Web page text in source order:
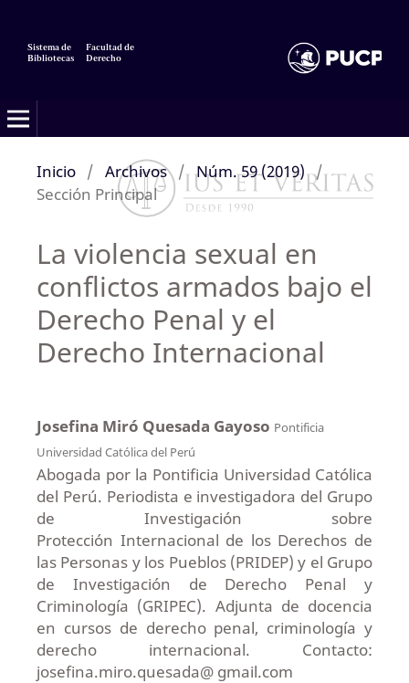
Sistema de
Bibliotecas
Facultad de
Derecho
Inicio / Archivos / Núm. 59 (2019) /
Sección Principal
La violencia sexual en
conflictos armados bajo el
Derecho Penal y el
Derecho Internacional
Josefina Miró Quesada Gayoso Pontificia
Universidad Católica del Perú
Abogada por la Pontificia Universidad Católica
del Perú. Periodista e investigadora del Grupo
de Investigación sobre
Protección Internacional de los Derechos de
las Personas y los Pueblos (PRIDEP) y el Grupo
de Investigación de Derecho Penal y
Criminología (GRIPEC). Adjunta de docencia
en cursos de derecho penal, criminología y
derecho internacional. Contacto:
josefina.miro.quesada@ gmail.com